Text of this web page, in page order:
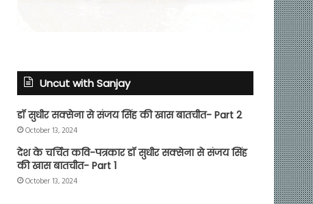
Uncut with Sanjay
डॉ सुधीर सक्सेना से संजय सिंह की खास बातचीत- Part 2
October 13, 2024
देश के चर्चित कवि-पत्रकार डॉ सुधीर सक्सेना से संजय सिंह
की खास बातचीत- Part 1
October 13, 2024